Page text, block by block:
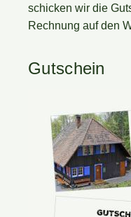
schicken wir die
Rechnung auf den
Gutschein